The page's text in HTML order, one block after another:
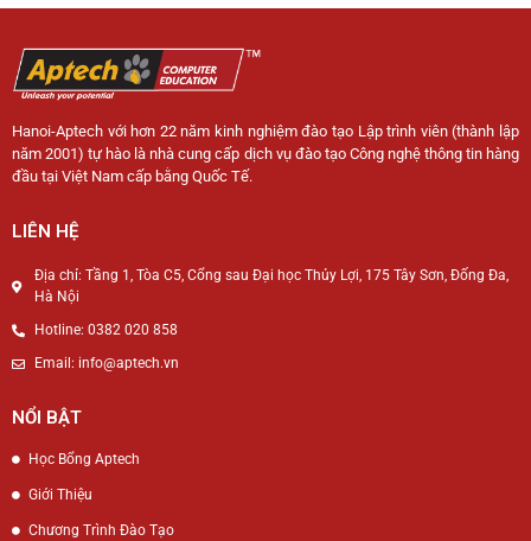
Hanoi-Aptech với hơn 22 năm kinh nghiệm đào tạo Lập trình viên (thành lập
năm 2001) tự hào là nhà cung cấp dịch vụ đào tạo Công nghệ thông tin hàng
đầu tại Việt Nam cấp bằng Quốc Tế.
LIÊN HỆ
Địa chỉ: Tầng 1, Tòa C5, Cổng sau Đại học Thủy Lợi, 175 Tây Sơn, Đống Đa,
Hà Nội
Hotline: 0382 020 858
Email: info@aptech.vn
NỔI BẬT
Học Bổng Aptech
Giới Thiệu
Chương Trình Đào Tạo